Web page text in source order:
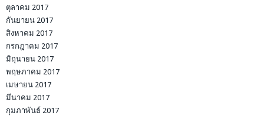
ตุลาคม 2017
กันยายน 2017
สิงหาคม 2017
กรกฎาคม 2017
มิถุนายน 2017
พฤษภาคม 2017
เมษายน 2017
มีนาคม 2017
กุมภาพันธ์ 2017